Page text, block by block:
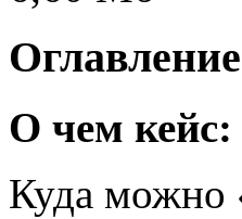
Оглавление
О чем кейс:
Куда можно